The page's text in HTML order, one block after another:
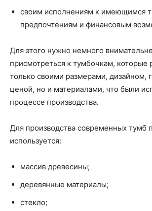
своим исполнениям к имеющимся
предпочтениям и финансовым
Для этого нужно немного
присмотреться к тумбочкам, которые
только своими размерами, дизайном,
ценой, но и материалами, что были
процессе производства.
Для производства современных тумб
используется:
массив древесины;
деревянные материалы;
стекло;